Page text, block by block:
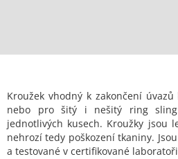
Kroužek vhodný k zakončení
nebo pro šitý i nešitý ring
jednotlivých kusech. Kroužky jsou
nehrozí tedy poškození tkaniny.
a testované v certifikované